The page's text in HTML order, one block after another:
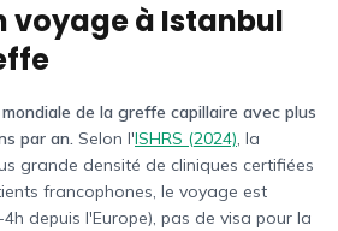
voyage à Istanbul
de la greffe capillaire avec plus
par an. Selon l'ISHRS (2024), la
grande densité de cliniques certifiées
francophones, le voyage est
depuis l'Europe), pas de visa pour la